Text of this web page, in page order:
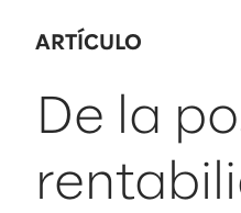
ARTÍCULO
De la